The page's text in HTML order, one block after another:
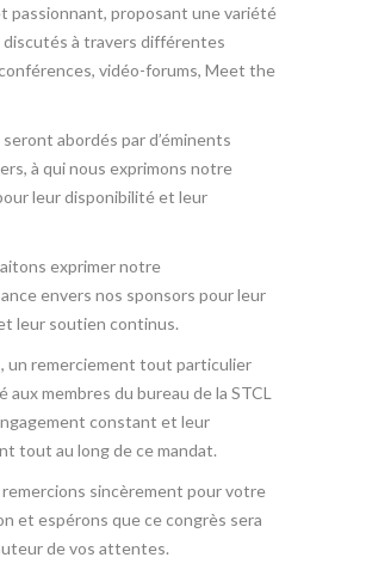
passionnant, proposant une variété
à travers différentes
vidéo-forums, Meet the
abordés par d’éminents
à qui nous exprimons notre
leur disponibilité et leur
exprimer notre
envers nos sponsors pour leur
leur soutien continus.
un remerciement tout particulier
aux membres du bureau de la STCL
constant et leur
tout au long de ce mandat.
sincèrement pour votre
et espérons que ce congrès sera
de vos attentes.